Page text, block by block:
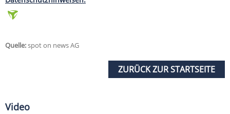
Quelle:spot on news AG
ZURÜCK ZUR STARTSEITE
Video